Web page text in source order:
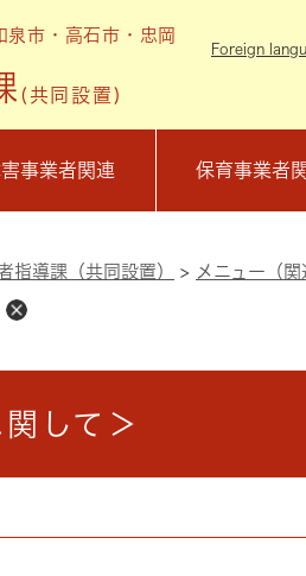
市・高石市・忠岡
(共同設置)
Foreign
害事業者関連 保育事業者
指導課（共同設置） > メニュー（関
して＞